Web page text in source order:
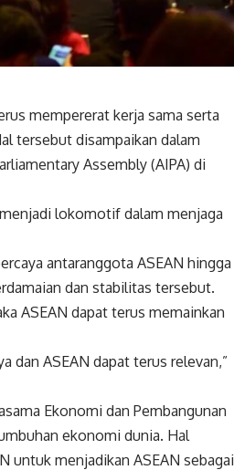
mempererat kerja sama serta
tersebut disampaikan dalam
Assembly (AIPA) di
lokomotif dalam menjaga
antaranggota ASEAN hingga
dan stabilitas tersebut.
ASEAN dapat terus memainkan
dan ASEAN dapat terus relevan,”
Ekonomi dan Pembangunan
ekonomi dunia. Hal
untuk menjadikan ASEAN sebagai